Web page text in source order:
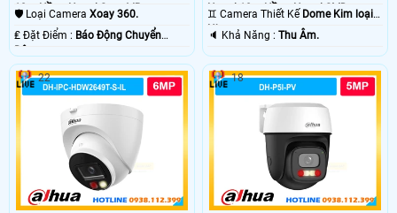
10m Hồng Ngoại Smart IR.
🛡 Loại Camera Xoay 360.
️₤ Đặt Điểm : Báo Động Chuyển
Động.
Ngoại 10m Hồng Ngoại SMD.
♊ Camera Thiết Kế Dome Kim loại +
Nhựa.
️🔈 Khả Năng :Thu Âm.
22 18